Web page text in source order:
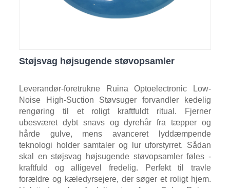
Støjsvag højsugende støvopsamler
Leverandør-foretrukne Ruina Optoelectronic Low-
Noise High-Suction Støvsuger forvandler kedelig
rengøring til et roligt kraftfuldt ritual. Fjerner
ubesværet dybt snavs og dyrehår fra tæpper og
hårde gulve, mens avanceret lyddæmpende
teknologi holder samtaler og lur uforstyrret. Sådan
skal en støjsvag højsugende støvopsamler føles -
kraftfuld og alligevel fredelig. Perfekt til travle
forældre og kæledyrsejere, der søger et roligt hjem.